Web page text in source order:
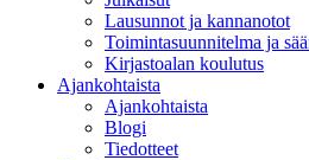
Lausunnot ja kannanotot
Toimintasuunnitelma ja
Kirjastoalan koulutus
Ajankohtaista
Ajankohtaista
Blogi
Tiedotteet